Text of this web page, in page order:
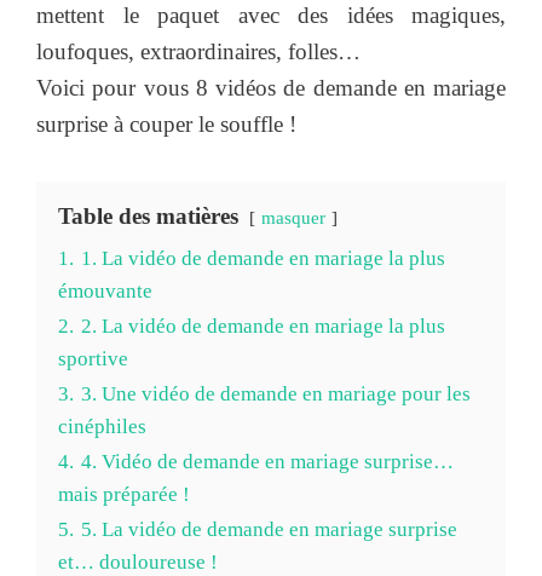
mettent le paquet avec des idées magiques,
loufoques, extraordinaires, folles…
Voici pour vous 8 vidéos de demande en mariage
surprise à couper le souffle !
Table des matières masquer
1. 1. La vidéo de demande en mariage la plus
émouvante
2. 2. La vidéo de demande en mariage la plus
sportive
3. 3. Une vidéo de demande en mariage pour les
cinéphiles
4. 4. Vidéo de demande en mariage surprise…
mais préparée !
5. 5. La vidéo de demande en mariage surprise
et… douloureuse !